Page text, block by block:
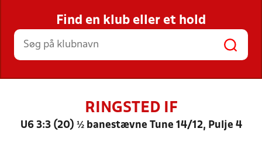
STILLINGER, RESULTATER, KLUBBER OG
HOLD
Find en klub eller et hold
RINGSTED IF
U6 3:3 (20) ½ banestævne Tune 14/12, Pulje 4